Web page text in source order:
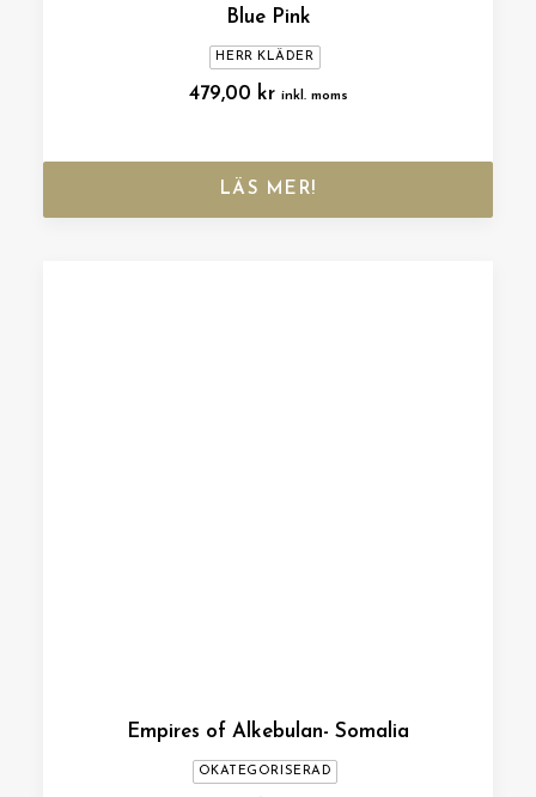
Blue Pink
HERR KLÄDER
479,00 kr inkl. moms
LÄS MER!
Empires of Alkebulan- Somalia
OKATEGORISERAD